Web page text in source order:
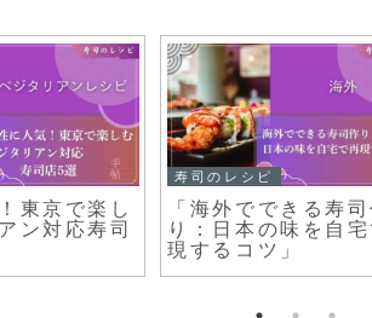
しむ寿司：現
とその人気の
寿司の知識
なぜ回転すしは人
本人に愛される理
察